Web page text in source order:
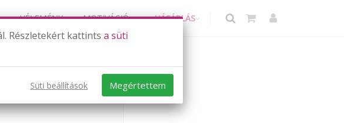
VÉLEMÉNY MOTIVÁCIÓ VÁSÁRLÁS
Részletekért kattints a süti
Süti beállítások Megértettem